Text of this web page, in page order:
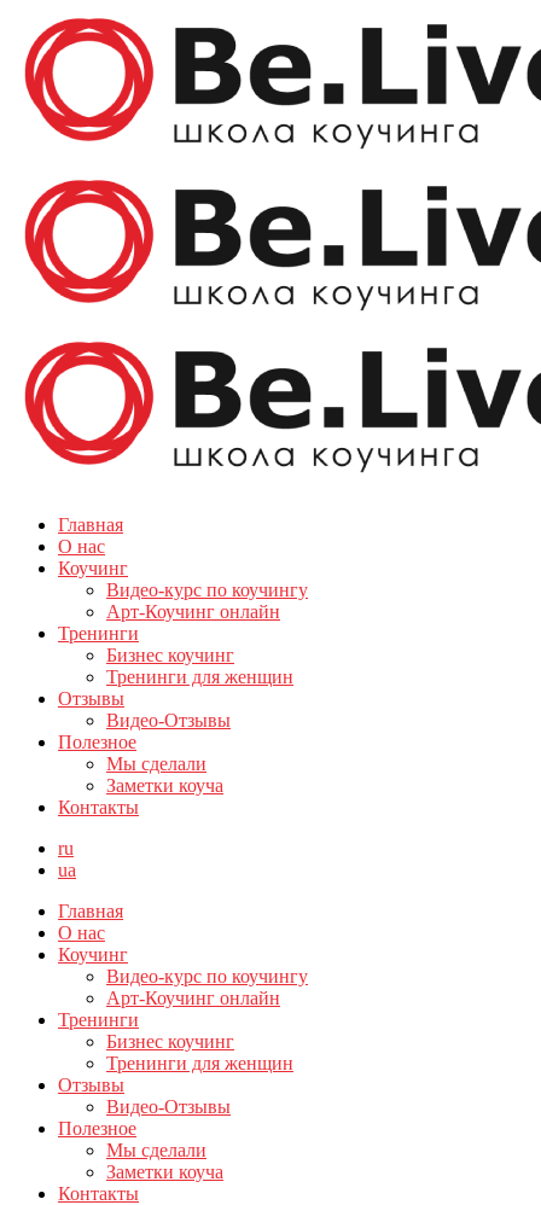
Главная
О нас
Коучинг
Видео-курс по коучингу
Арт-Коучинг онлайн
Тренинги
Бизнес коучинг
Тренинги для женщин
Отзывы
Видео-Отзывы
Полезное
Мы сделали
Заметки коуча
Контакты
ru
ua
Главная
О нас
Коучинг
Видео-курс по коучингу
Арт-Коучинг онлайн
Тренинги
Бизнес коучинг
Тренинги для женщин
Отзывы
Видео-Отзывы
Полезное
Мы сделали
Заметки коуча
Контакты